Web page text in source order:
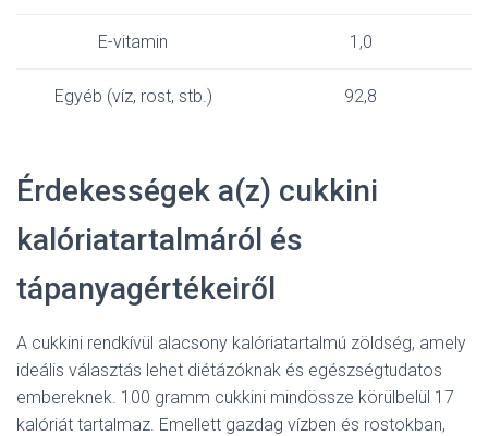
E-vitamin 1,0
Egyéb (víz, rost, stb.) 92,8
Érdekességek a(z) cukkini
kalóriatartalmáról és
tápanyagértékeiről
A cukkini rendkívül alacsony kalóriatartalmú zöldség, amely
ideális választás lehet diétázóknak és egészségtudatos
embereknek. 100 gramm cukkini mindössze körülbelül 17
kalóriát tartalmaz. Emellett gazdag vízben és rostokban,